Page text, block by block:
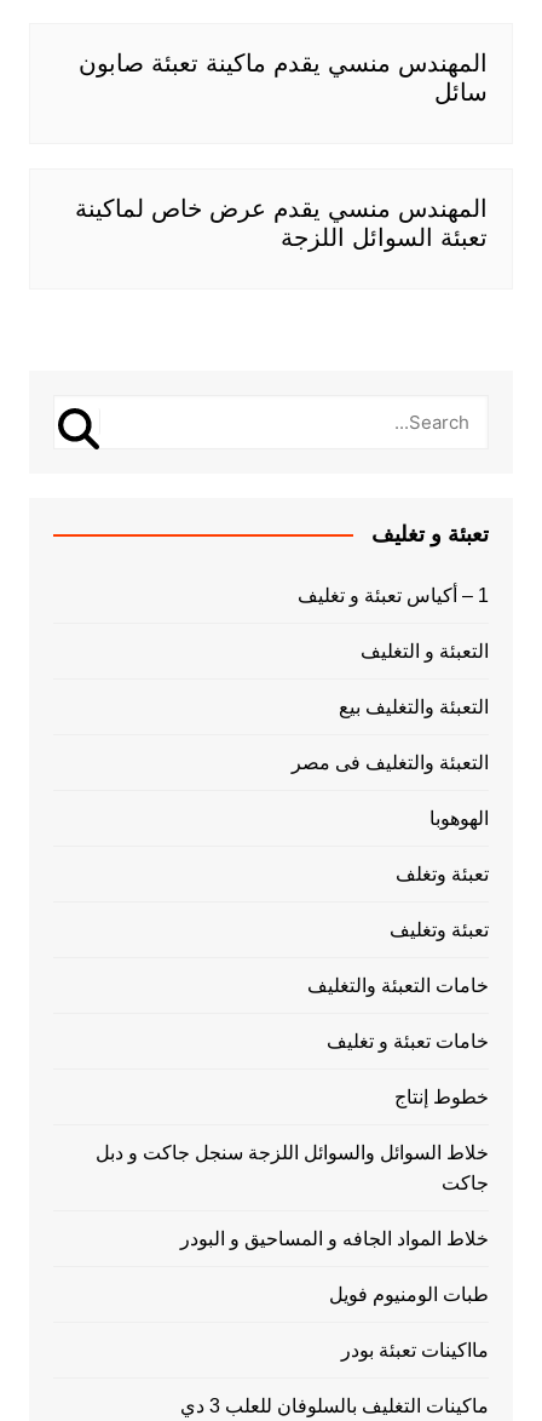
المهندس منسي يقدم ماكينة تعبئة صابون
سائل
المهندس منسي يقدم عرض خاص لماكينة
تعبئة السوائل اللزجة
تعبئة و تغليف
1 – أكياس تعبئة و تغليف
التعبئة و التغليف
التعبئة والتغليف بيع
التعبئة والتغليف فى مصر
الهوهوبا
تعبئة وتغلف
تعبئة وتغليف
خامات التعبئة والتغليف
خامات تعبئة و تغليف
خطوط إنتاج
خلاط السوائل والسوائل اللزجة سنجل جاكت و دبل
جاكت
خلاط المواد الجافه و المساحيق و البودر
طبات الومنيوم فويل
مااكينات تعبئة بودر
ماكينات التغليف بالسلوفان للعلب 3 دي